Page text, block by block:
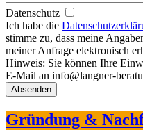
Datenschutz
Ich habe die
stimme zu, dass meine
meiner Anfrage elektronisch
Hinweis: Sie können Ihre
E-Mail an info@langner-
Gründung &